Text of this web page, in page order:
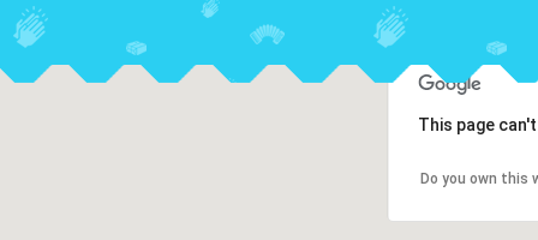
This page
Do you own this